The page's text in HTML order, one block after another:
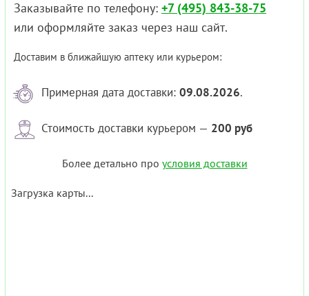
Заказывайте по телефону: +7 (495) 843-38-75
или оформляйте заказ через наш сайт.
Доставим в ближайшую аптеку или курьером:
Примерная дата доставки: 09.08.2026.
Стоимость доставки курьером — 200 руб
Более детально про условия доставки
Загрузка карты...